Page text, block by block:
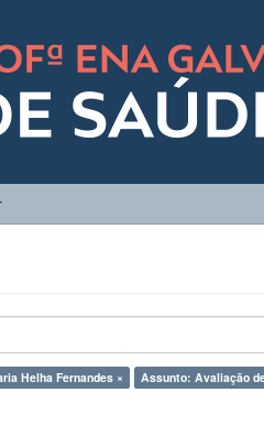
Helha Fernandes ×
Assunto: Avaliação